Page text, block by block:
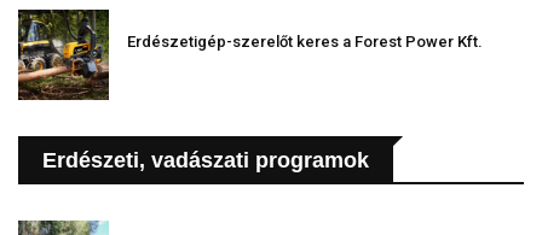
Erdészetigép-szerelőt keres a Forest Power Kft.
Erdészeti, vadászati programok